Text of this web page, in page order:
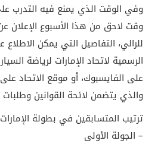
وفي الوقت الذي يمنع فيه التدرب
وقت لاحق من هذا الأسبوع الإعلان
للرالي، التفاصيل التي يمكن الاطلاع
الرسمية لاتحاد الإمارات لرياضة
والذي يتضمن لائحة القوانين
– الجولة الأولى